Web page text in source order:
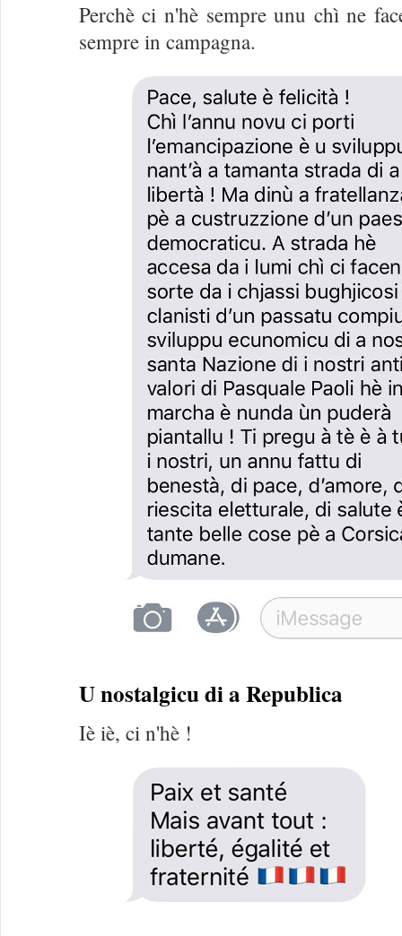
Perchè ci n'hè sempre unu chì ne
sempre in campagna.
U nostalgicu di a Republica
Iè iè, ci n'hè !